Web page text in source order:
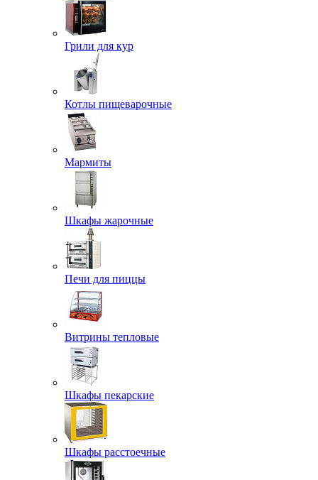
Грили для кур
Котлы пищеварочные
Мармиты
Шкафы жарочные
Печи для пиццы
Витрины тепловые
Шкафы пекарские
Шкафы расстоечные